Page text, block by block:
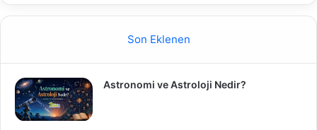
Son Eklenen
Astronomi ve Astroloji Nedir?